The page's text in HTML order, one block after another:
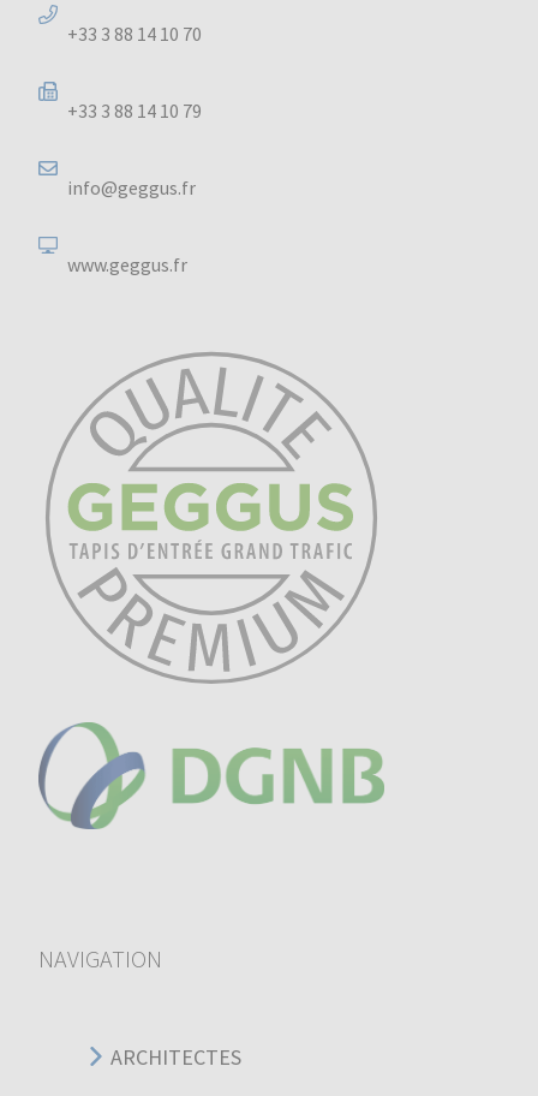
+33 3 88 14 10 70
+33 3 88 14 10 79
info@geggus.fr
www.geggus.fr
NAVIGATION
ARCHITECTES